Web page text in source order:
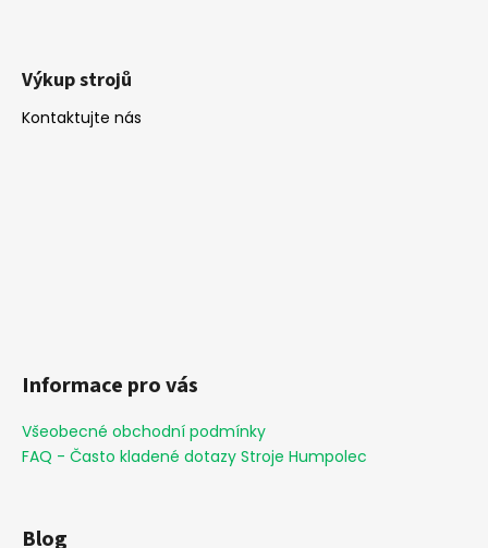
Výkup strojů
Kontaktujte nás
Informace pro vás
Všeobecné obchodní podmínky
FAQ - Často kladené dotazy Stroje Humpolec
Blog